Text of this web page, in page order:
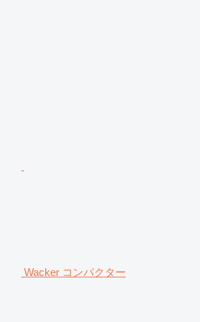
Wacker コンパクター